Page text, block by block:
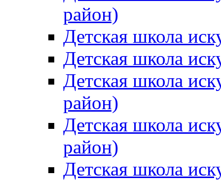
район)
Детская школа
Детская школа
Детская школа
район)
Детская школа
район)
Детская школа